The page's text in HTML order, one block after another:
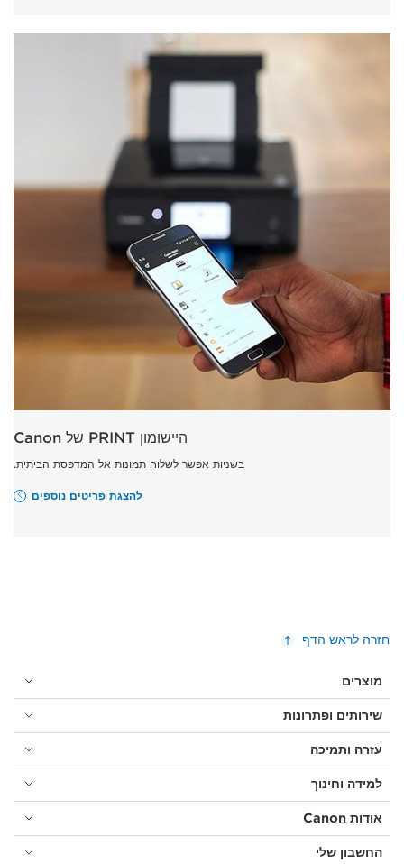
היישומון PRINT של Canon
בשניות אפשר לשלוח תמונות אל המדפסת הביתית.
להצגת פריטים נוספים
חזרה לראש הדף
מוצרים
שירותים ופתרונות
עזרה ותמיכה
למידה וחינוך
אודות Canon
החשבון שלי